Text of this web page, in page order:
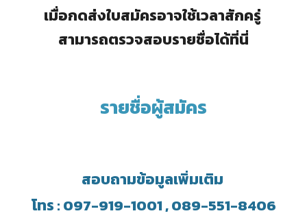
เมื่อกดส่งใบสมัครอาจใช้เวลาสักครู่
สามารถตรวจสอบรายชื่อได้ที่นี่
รายชื่อผู้สมัคร
สอบถามข้อมูลเพิ่มเติม
โทร : 097-919-1001, 089-551-8406